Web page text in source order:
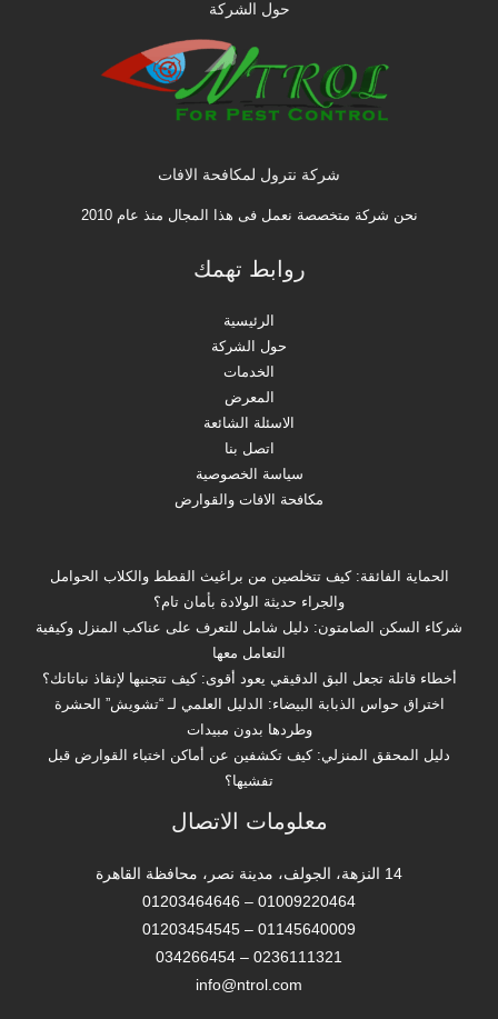
حول الشركة
شركة نترول لمكافحة الافات
نحن شركة متخصصة نعمل فى هذا المجال منذ عام 2010
روابط تهمك
الرئيسية
حول الشركة
الخدمات
المعرض
الاسئلة الشائعة
اتصل بنا
سياسة الخصوصية
مكافحة الافات والقوارض
الحماية الفائقة: كيف تتخلصين من براغيث القطط والكلاب الحوامل
والجراء حديثة الولادة بأمان تام؟
شركاء السكن الصامتون: دليل شامل للتعرف على عناكب المنزل وكيفية
التعامل معها
أخطاء قاتلة تجعل البق الدقيقي يعود أقوى: كيف تتجنبها لإنقاذ نباتاتك؟
اختراق حواس الذبابة البيضاء: الدليل العلمي لـ “تشويش” الحشرة
وطردها بدون مبيدات
دليل المحقق المنزلي: كيف تكشفين عن أماكن اختباء القوارض قبل
تفشيها؟
معلومات الاتصال
14 النزهة، الجولف، مدينة نصر، محافظة القاهرة‬
01009220464 – 01203464646
01145640009 – 01203454545
0236111321 – 034266454
info@ntrol.com